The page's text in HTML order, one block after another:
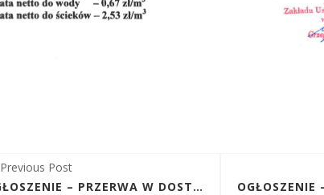
Previous Post
OGŁOSZENIE – PRZERWA W DOSTAWIE WODY DNIA 12.05.18R W MIEJSCOWOŚCIACH: GÓRNO-PARCELE, KRAJNO-PARCELE.